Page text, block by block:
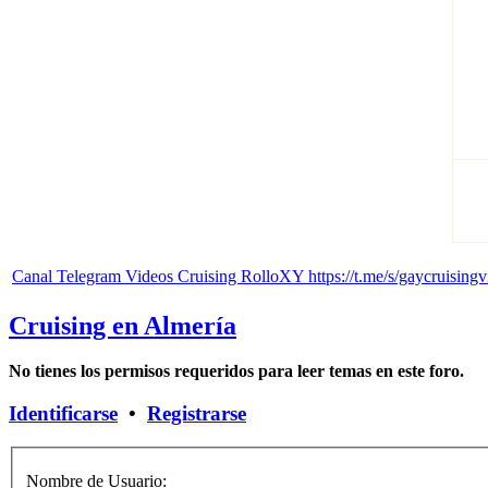
Canal Telegram Videos Cruising RolloXY https://t.me/s/
Cruising en Almería
No tienes los permisos requeridos para leer temas en este foro.
Identificarse • Registrarse
Nombre de Usuario: